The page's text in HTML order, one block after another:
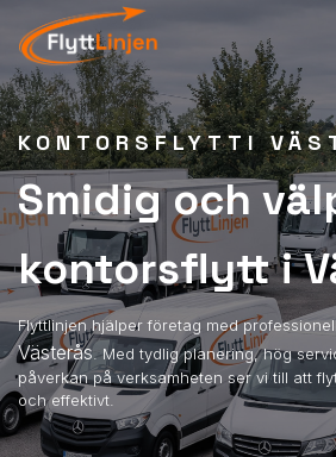
KONTORSFLYTTI
Smidig och
kontorsflytt i
Flyttlinjen hjälper företag med
Västerås . Med tydlig planering, hög
påverkan på verksamheten ser vi till att
och effektivt.